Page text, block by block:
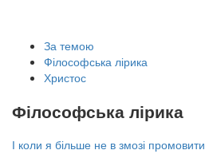
За темою
Філософська лірика
Христос
Філософська лірика
І коли я більше не в змозі промовити